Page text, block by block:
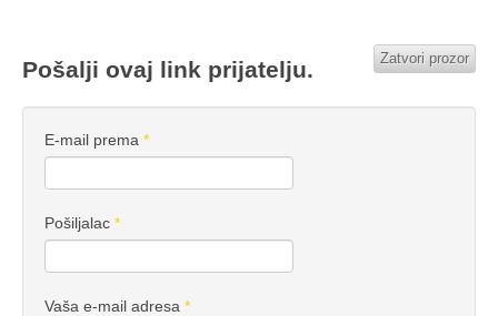
Pošalji ovaj link prijatelju. Zatvori prozor
E-mail prema *
Pošiljalac *
Vaša e-mail adresa *